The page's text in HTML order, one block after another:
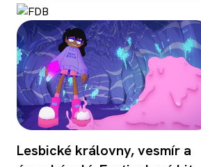
Lesbické královny, vesmír a